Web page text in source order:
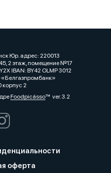
Юр. адрес: 220013
2 этаж, помещение №17
IBAN: BY42 OLMP 3012
корпус 2
Foodpicássover. 3.2
оферта